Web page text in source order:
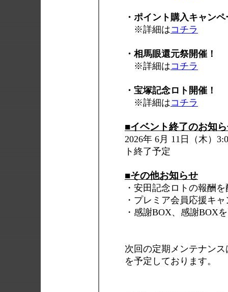
・ポイント購入キャン
※詳細はコチラ
・相馬眼還元祭開催！
※詳細はコチラ
・宝塚記念ロト開催！
※詳細はコチラ
■イベント終了のお知
2026年 6月 11日（木）
ト終了予定
■その他お知らせ
・安田記念ロトの報酬
・プレミア会員応援キ
・感謝BOX、感謝BOX
次回の定期メンテナンス
を予定しております。